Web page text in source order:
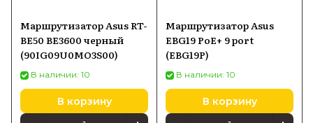
Маршрутизатор Asus RT-
BE50 BE3600 черный
(90IG09U0MO3S00)
В наличии: 10
В корзину
Маршрутизатор Asus
EBG19 PoE+ 9 port
(EBG19P)
В наличии: 10
В корзину